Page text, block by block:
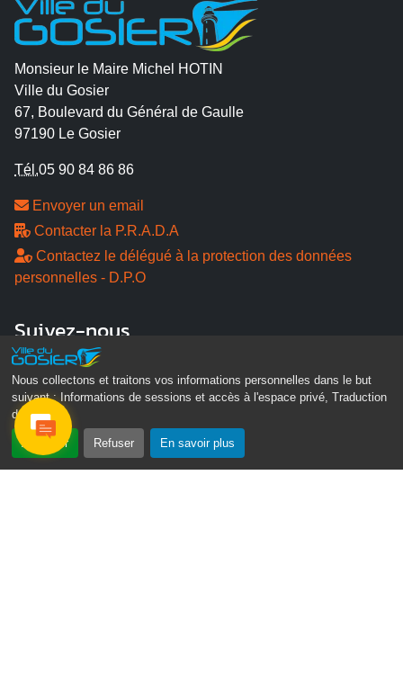
Nous collectons et traitons vos informations personnelles dans le but
suivant :
Informations de sessions et accès à l'espace privé, Traduction
des pages .
Accepter Refuser En savoir plus
Monsieur le Maire Michel HOTIN
Ville du Gosier
67, Boulevard du Général de Gaulle
97190 Le Gosier
Tél.05 90 84 86 86
Envoyer un email
Contacter la P.R.A.D.A
Contactez le délégué à la protection des données
personnelles - D.P.O
Suivez-nous